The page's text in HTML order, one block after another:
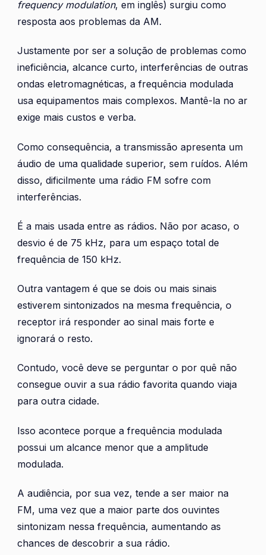
frequency modulation, em inglês) surgiu como
resposta aos problemas da AM.
Justamente por ser a solução de problemas como
ineficiência, alcance curto, interferências de outras
ondas eletromagnéticas, a frequência modulada
usa equipamentos mais complexos. Mantê-la no ar
exige mais custos e verba.
Como consequência, a transmissão apresenta um
áudio de uma qualidade superior, sem ruídos. Além
disso, dificilmente uma rádio FM sofre com
interferências.
É a mais usada entre as rádios. Não por acaso, o
desvio é de 75 kHz, para um espaço total de
frequência de 150 kHz.
Outra vantagem é que se dois ou mais sinais
estiverem sintonizados na mesma frequência, o
receptor irá responder ao sinal mais forte e
ignorará o resto.
Contudo, você deve se perguntar o por quê não
consegue ouvir a sua rádio favorita quando viaja
para outra cidade.
Isso acontece porque a frequência modulada
possui um alcance menor que a amplitude
modulada.
A audiência, por sua vez, tende a ser maior na
FM, uma vez que a maior parte dos ouvintes
sintonizam nessa frequência, aumentando as
chances de descobrir a sua rádio.